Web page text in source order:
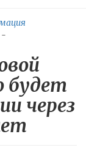
-
будет
через